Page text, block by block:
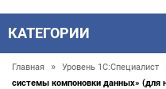
КАТЕГОРИИ
Главная » Уровень 1С:Специалист
системы компоновки данных» (для